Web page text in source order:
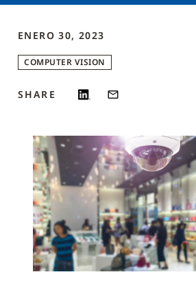
ENERO 30, 2023
COMPUTER VISION
SHARE